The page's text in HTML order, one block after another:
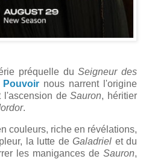
préquelle duSeigneur des
Pouvoirnous narrent l'origine
l'ascension deSauron, héritier
.
couleurs, riche en révélations,
la lutte deGaladriel et du
les manigances de Sauron,